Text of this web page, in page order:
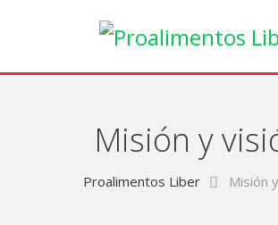
Misión y
Proalimentos Liber Misión